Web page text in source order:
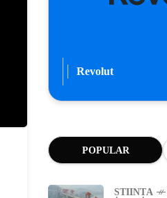
Revolut
POPULAR
ȘTIINȚA